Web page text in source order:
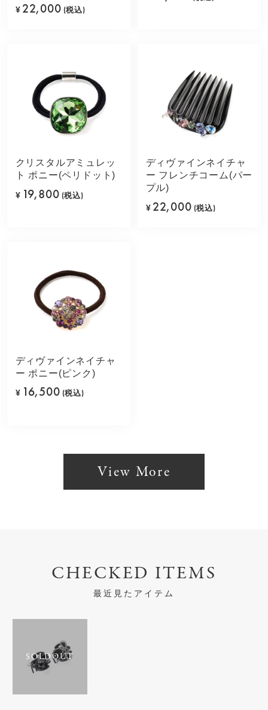
¥ 22,000 (税込)
クリスタルアミュレッ
ト ポニー(ペリドット)
¥ 19,800 (税込)
ディヴァインネイチャ
ー フレンチコーム(パー
プル)
¥ 22,000 (税込)
ディヴァインネイチャ
ー ポニー(ピンク)
¥ 16,500 (税込)
View More
CHECKED ITEMS
最近見たアイテム
SOLDOUT